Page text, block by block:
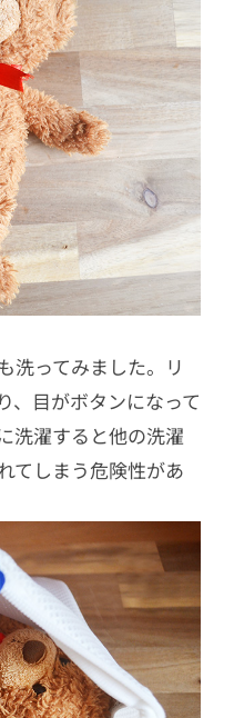
洗ってみました。リ
、目がボタンになって
洗濯すると他の洗濯
てしまう危険性があ